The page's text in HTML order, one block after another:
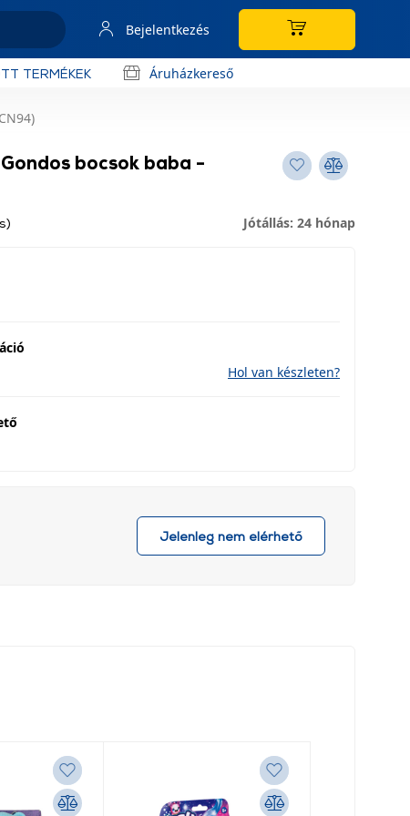
Bejelentkezés
TERMÉKEK Áruházkereső
bocsok baba -
Jótállás: 24 hónap
Hol van készleten?
Jelenleg nem elérhető